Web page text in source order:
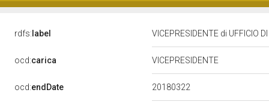
rdfs: label VICEPRESIDENTE di UFFICIO
ocd:carica VICEPRESIDENTE
ocd:endDate 20180322